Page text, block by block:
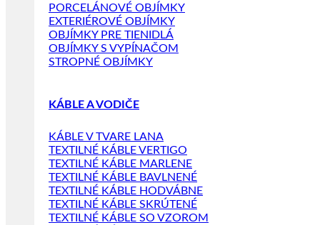
PORCELÁNOVÉ OBJÍMKY
EXTERIÉROVÉ OBJÍMKY
OBJÍMKY PRE TIENIDLÁ
OBJÍMKY S VYPÍNAČOM
STROPNÉ OBJÍMKY
KÁBLE A VODIČE
KÁBLE V TVARE LANA
TEXTILNÉ KÁBLE VERTIGO
TEXTILNÉ KÁBLE MARLENE
TEXTILNÉ KÁBLE BAVLNENÉ
TEXTILNÉ KÁBLE HODVÁBNE
TEXTILNÉ KÁBLE SKRÚTENÉ
TEXTILNÉ KÁBLE SO VZOROM